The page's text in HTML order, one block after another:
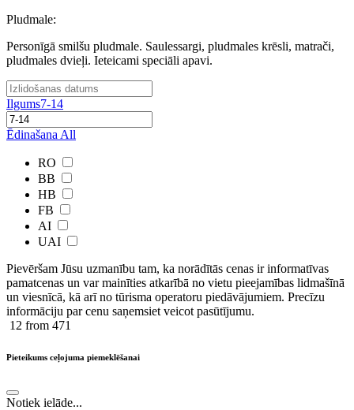
Pludmale:
Personīgā smilšu pludmale. Saulessargi, pludmales krēsli, matrači,
pludmales dvieļi. Ieteicami speciāli apavi.
Ilgums7-14
Ēdinašana All
RO
BB
HB
FB
AI
UAI
Pievēršam Jūsu uzmanību tam, ka norādītās cenas ir ​informatīvas ​
pamatcenas un var mainīties atkarībā ​no ​vietu pieejamības lidmašīnā
un viesnīcā, kā arī no tūrisma operatoru piedāvājumiem. Precīzu
informāciju par cenu saņemsiet veicot pasūtījumu.
12 from 471
Pieteikums ceļojuma piemeklēšanai
Notiek ielāde...